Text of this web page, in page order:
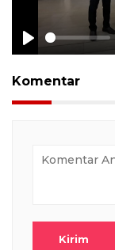
Play
Komentar
Kirim